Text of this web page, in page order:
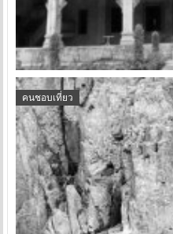
คนชอบเที่ยว